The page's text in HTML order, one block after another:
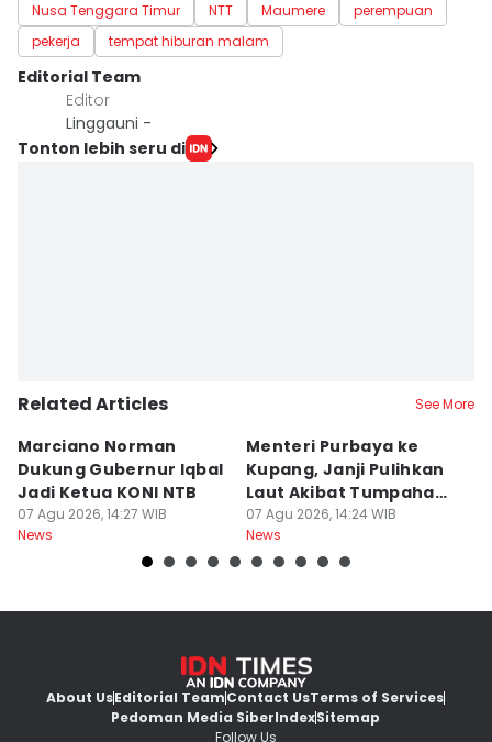
Nusa Tenggara Timur NTT Maumere
perempuan
pekerja
tempat hiburan malam
Editorial Team
Editor
Linggauni -
Tonton lebih seru di
Related Articles See More
Marciano Norman
Dukung Gubernur Iqbal
Jadi Ketua KONI NTB
07 Agu 2026, 14:27 WIB
News
Menteri Purbaya ke
Kupang, Janji Pulihkan
Laut Akibat Tumpahan
Minyak Montara
07 Agu 2026, 14:24 WIB
News
About UsEditorial TeamContact UsTerms of Services
Pedoman Media SiberIndexSitemap
Follow Us